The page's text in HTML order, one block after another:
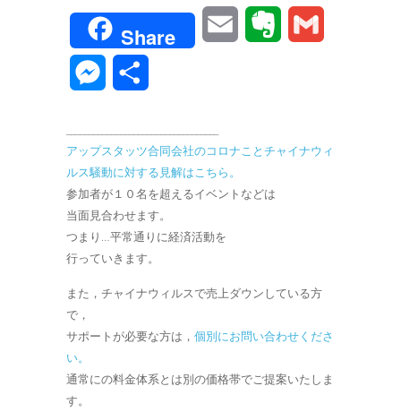
a
c
e
o
o
k
w
i
e
r
i
n
i
n
d
I
a
t
a
o
c
Share
s
s
e
n
g
アップスタッツ合同会社のコロナことチャイナウィ
ルス騒動に対する見解はこちら。
参加者が１０名を超えるイベントなどは
当面見合わせます。
つまり…平常通りに経済活動を
行っていきます。
また，チャイナウィルスで売上ダウンしている方
で，
サポートが必要な方は， 個別にお問い合わせくださ
い。
通常にの料金体系とは別の価格帯でご提案いたしま
す。